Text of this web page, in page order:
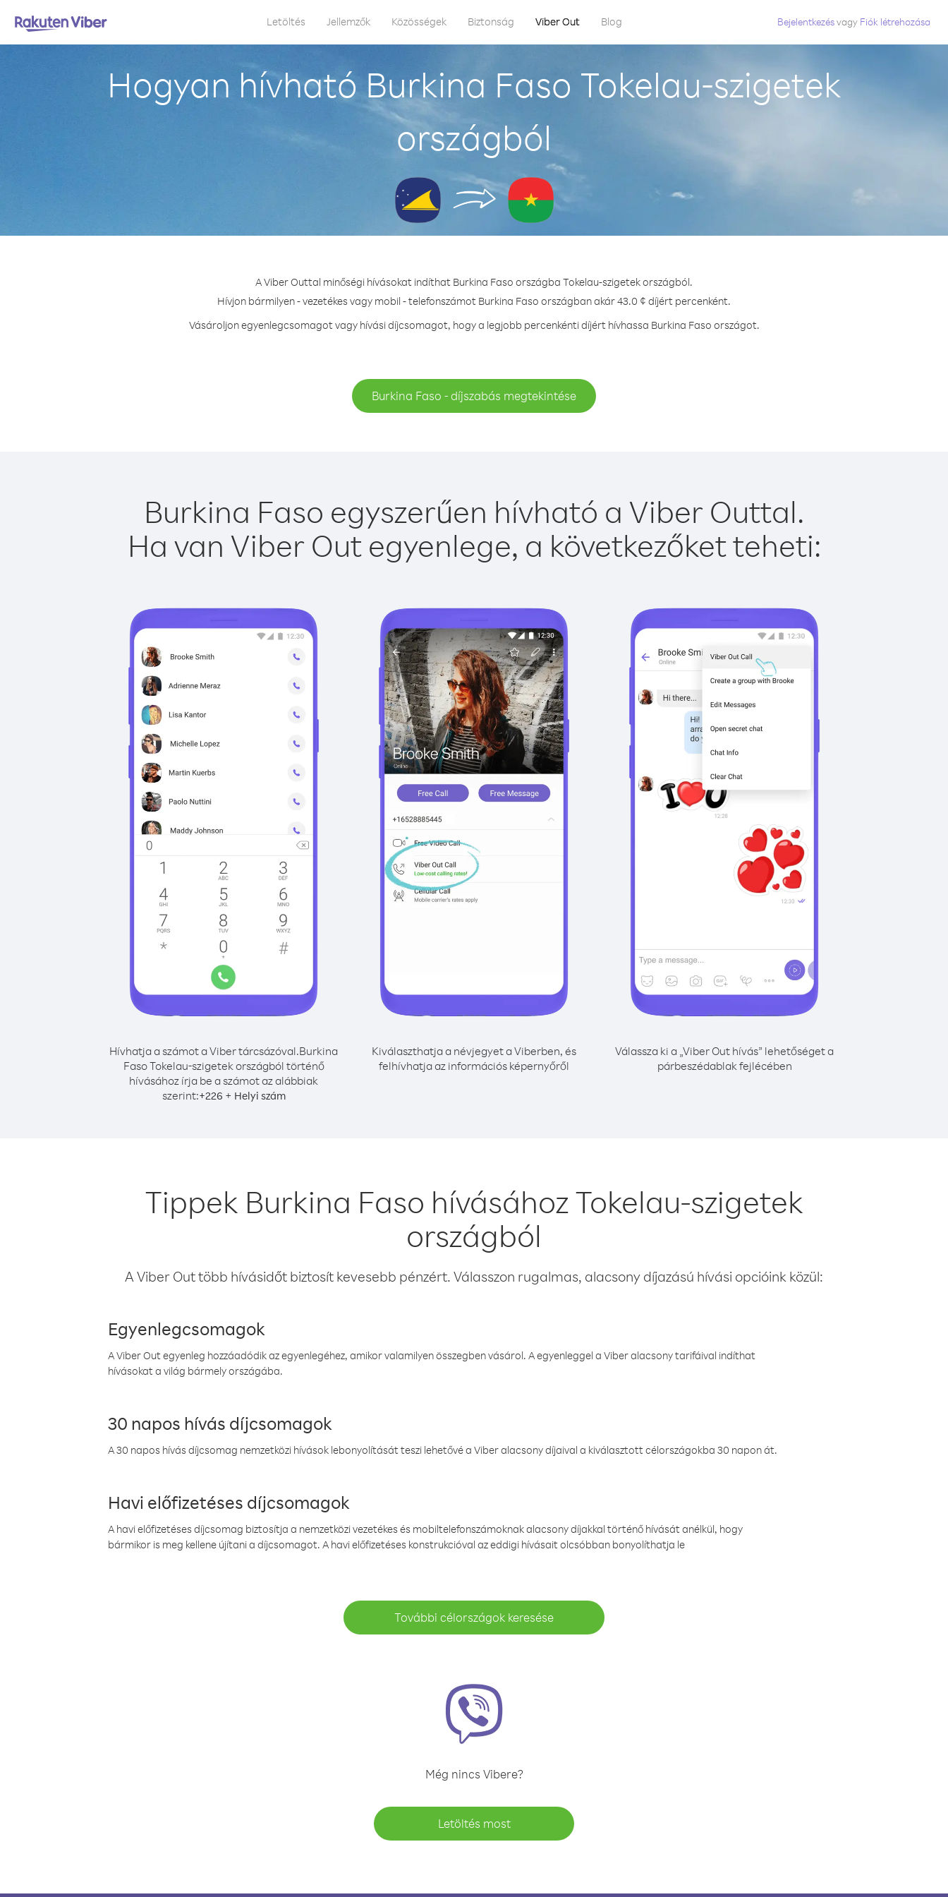
Letöltés Jellemzők Közösségek Biztonság Viber Out Blog Bejelentkezésvagy Fiók létrehozása
Hogyan hívható Burkina Faso Tokelau-szigetek
országból
A Viber Outtal minőségi hívásokat indíthat Burkina Faso országba Tokelau-szigetek országból.
Hívjon bármilyen - vezetékes vagy mobil - telefonszámot Burkina Faso országban akár 43.0 ¢ díjért percenként.
Vásároljon egyenlegcsomagot vagy hívási díjcsomagot, hogy a legjobb percenkénti díjért hívhassa Burkina Faso országot.
Burkina Faso - díjszabás megtekintése
Burkina Faso egyszerűen hívható a Viber Outtal.
Ha van Viber Out egyenlege, a következőket teheti:
Hívhatja a számot a Viber tárcsázóval.Burkina
Faso Tokelau-szigetek országból történő
hívásához írja be a számot az alábbiak
szerint:+226 + Helyi szám
Kiválaszthatja a névjegyet a Viberben, és
felhívhatja az információs képernyőről
Válassza ki a „Viber Out hívás” lehetőséget a
párbeszédablak fejlécében
Tippek Burkina Faso hívásához Tokelau-szigetek
országból
A Viber Out több hívásidőt biztosít kevesebb pénzért. Válasszon rugalmas, alacsony díjazású hívási opcióink közül:
Egyenlegcsomagok
A Viber Out egyenleg hozzáadódik az egyenlegéhez, amikor valamilyen összegben vásárol. A egyenleggel a Viber alacsony tarifáival indíthat
hívásokat a világ bármely országába.
30 napos hívás díjcsomagok
A 30 napos hívás díjcsomag nemzetközi hívások lebonyolítását teszi lehetővé a Viber alacsony díjaival a kiválasztott célországokba 30 napon át.
Havi előfizetéses díjcsomagok
A havi előfizetéses díjcsomag biztosítja a nemzetközi vezetékes és mobiltelefonszámoknak alacsony díjakkal történő hívását anélkül, hogy
bármikor is meg kellene újítani a díjcsomagot. A havi előfizetéses konstrukcióval az eddigi hívásait olcsóbban bonyolíthatja le
További célországok keresése
Még nincs Vibere?
Letöltés most